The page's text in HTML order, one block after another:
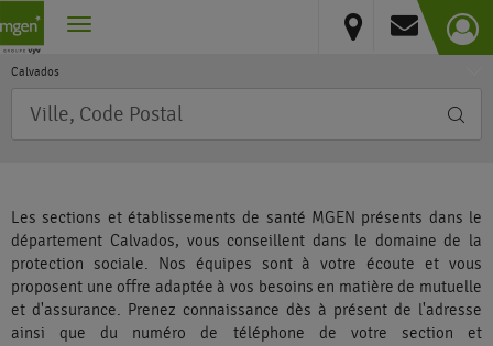
Normandie
Calvados
Vous résidez hors France métropolitaine et DOM
Les sections et établissements de santé MGEN présents dans le
département Calvados, vous conseillent dans le domaine de la
protection sociale. Nos équipes sont à votre écoute et vous
proposent une offre adaptée à vos besoins en matière de mutuelle
et d'assurance. Prenez connaissance dès à présent de l'adresse
ainsi que du numéro de téléphone de votre section et